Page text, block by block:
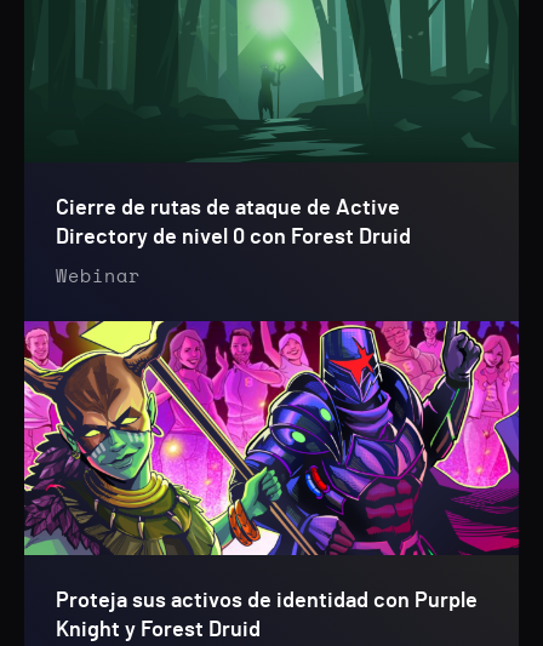
Cierre de rutas de ataque de Active
Directory de nivel 0 con Forest Druid
Webinar
Proteja sus activos de identidad con Purple
Knight y Forest Druid